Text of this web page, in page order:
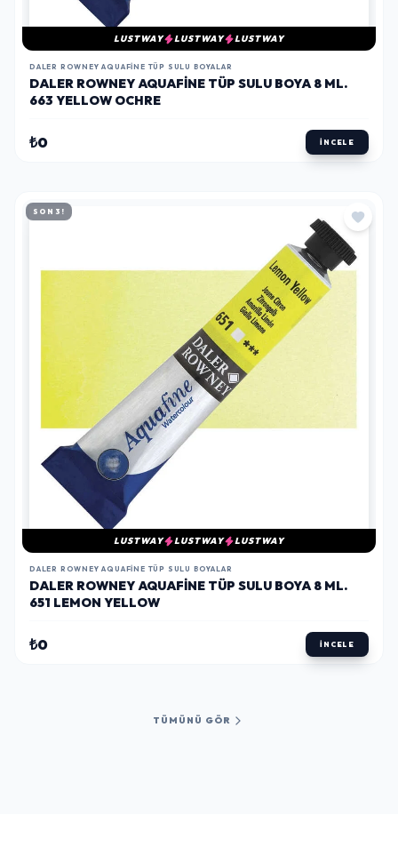
LUSTWAY LUSTWAY LUSTWAY
DALER ROWNEY AQUAFINE TÜP SULU BOYALAR
DALER ROWNEY AQUAFINE TÜP SULU BOYA 8 ML.
663 YELLOW OCHRE
₺0 İNCELE
SON 3!
LUSTWAY LUSTWAY LUSTWAY
DALER ROWNEY AQUAFINE TÜP SULU BOYALAR
DALER ROWNEY AQUAFINE TÜP SULU BOYA 8 ML.
651 LEMON YELLOW
₺0 İNCELE
TÜMÜNÜ GÖR